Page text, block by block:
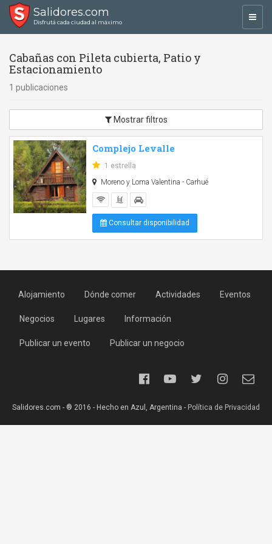
Salidores.com
Disfrutá cada ciudad al máximo
Cabañas con Pileta cubierta, Patio y
Estacionamiento
1 publicaciones
Mostrar filtros
Complejo Levalle
1 estrella
Moreno y Loma Valentina - Carhué
Consultar disponibilidad
Alojamiento Dónde comer Actividades Eventos
Negocios Lugares Información
Publicar un evento Publicar un negocio
Salidores.com - ® 2016 - Hecho en Azul, Argentina - Política de Privacidad